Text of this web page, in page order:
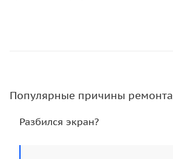
Популярные причины ремонта
Разбился экран?